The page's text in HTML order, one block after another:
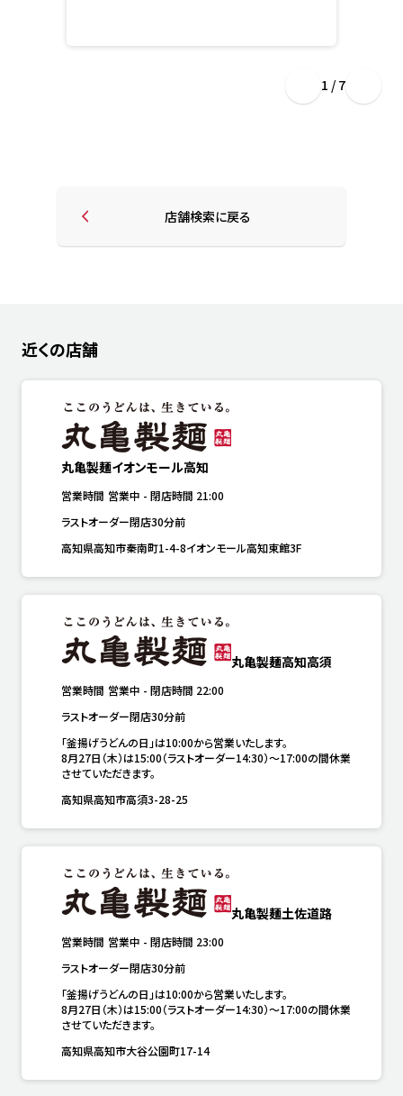
1 / 7
店舗検索に戻る
近くの店舗
丸亀製麺イオンモール高知
営業時間 営業中 - 閉店時間 21:00
ラストオーダー閉店30分前
高知県高知市秦南町1-4-8イオンモール高知東館3F
丸亀製麺高知高須
営業時間 営業中 - 閉店時間 22:00
ラストオーダー閉店30分前
「釜揚げうどんの日」は10:00から営業いたします。
8月27日（木）は15:00（ラストオーダー14:30）～17:00の間休業
させていただきます。
高知県高知市高須3-28-25
丸亀製麺土佐道路
営業時間 営業中 - 閉店時間 23:00
ラストオーダー閉店30分前
「釜揚げうどんの日」は10:00から営業いたします。
8月27日（木）は15:00（ラストオーダー14:30）～17:00の間休業
させていただきます。
高知県高知市大谷公園町17-14